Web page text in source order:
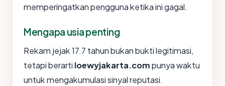
memperingatkan pengguna ketika ini gagal.
Mengapa usia penting
Rekam jejak 17.7 tahun bukan bukti legitimasi,
tetapi berarti loewyjakarta.compunya waktu
untuk mengakumulasi sinyal reputasi.